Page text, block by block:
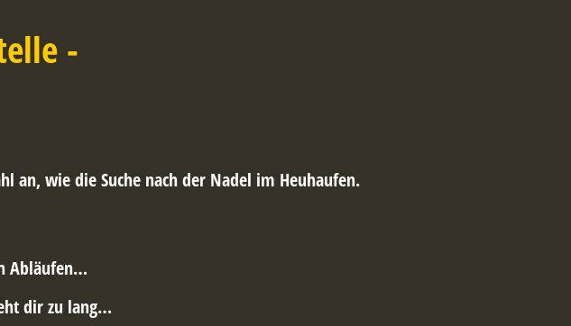
-
an, wie die Suche nach der Nadel im Heuhaufen.
Abläufen…
dir zu lang…